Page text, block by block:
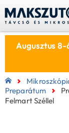
Augusztus
Preparátum
Felmart Széllel